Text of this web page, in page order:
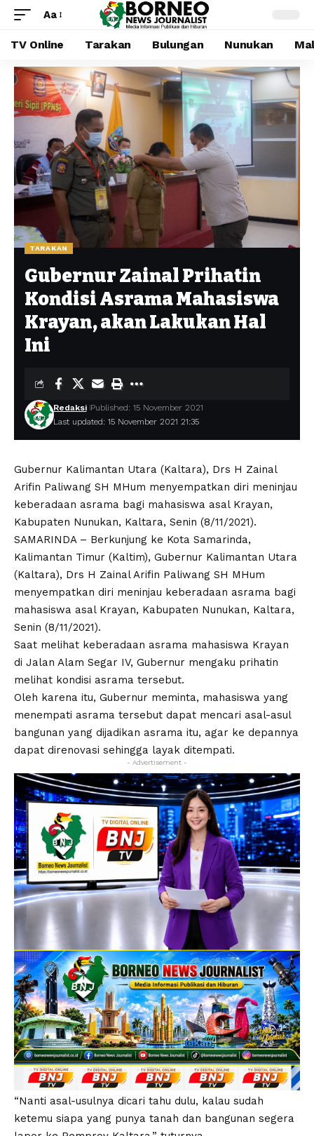
Aa
TV Online Tarakan Bulungan Nunukan
TARAKAN
Gubernur Zainal Prihatin
Kondisi Asrama Mahasiswa
Krayan, akan Lakukan Hal
Ini
Last updated: 15 November 2021 21:35
Redaksi Published: 15 November 2021
Gubernur Kalimantan Utara (Kaltara), Drs H Zainal
Arifin Paliwang SH MHum menyempatkan diri meninjau
keberadaan asrama bagi mahasiswa asal Krayan,
Kabupaten Nunukan, Kaltara, Senin (8/11/2021).
SAMARINDA – Berkunjung ke Kota Samarinda,
Kalimantan Timur (Kaltim), Gubernur Kalimantan Utara
(Kaltara), Drs H Zainal Arifin Paliwang SH MHum
menyempatkan diri meninjau keberadaan asrama bagi
mahasiswa asal Krayan, Kabupaten Nunukan, Kaltara,
Senin (8/11/2021).
Saat melihat keberadaan asrama mahasiswa Krayan
di Jalan Alam Segar IV, Gubernur mengaku prihatin
melihat kondisi asrama tersebut.
Oleh karena itu, Gubernur meminta, mahasiswa yang
menempati asrama tersebut dapat mencari asal-asul
bangunan yang dijadikan asrama itu, agar ke depannya
dapat direnovasi sehingga layak ditempati.
- Advertisement -
“Nanti asal-usulnya dicari tahu dulu, kalau sudah
ketemu siapa yang punya tanah dan bangunan segera